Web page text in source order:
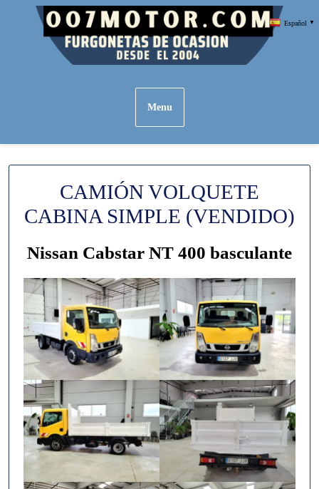
Menu
CAMIÓN VOLQUETE
CABINA SIMPLE (VENDIDO)
Nissan Cabstar NT 400 basculante
Español ▼